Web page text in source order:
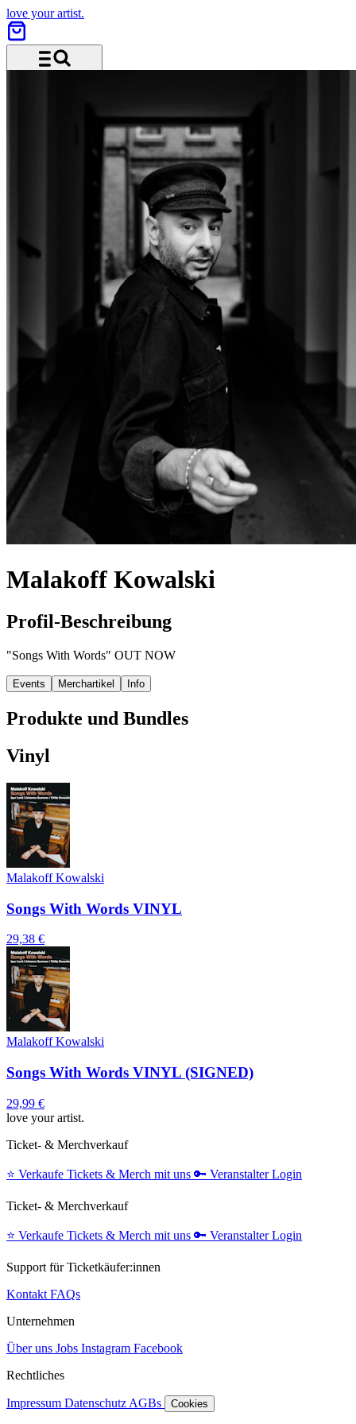
love your artist.
Malakoff Kowalski
Profil-Beschreibung
"Songs With Words" OUT NOW
Events Merchartikel Info
Produkte und Bundles
Vinyl
Malakoff Kowalski
Songs With Words VINYL
29,38 €
Malakoff Kowalski
Songs With Words VINYL (SIGNED)
29,99 €
love your artist.
Ticket- & Merchverkauf
⭐️ Verkaufe Tickets & Merch mit uns 🔑 Veranstalter Login
Ticket- & Merchverkauf
⭐️ Verkaufe Tickets & Merch mit uns 🔑 Veranstalter Login
Support für Ticketkäufer:innen
Kontakt FAQs
Unternehmen
Über uns Jobs Instagram Facebook
Rechtliches
Impressum Datenschutz AGBs Cookies